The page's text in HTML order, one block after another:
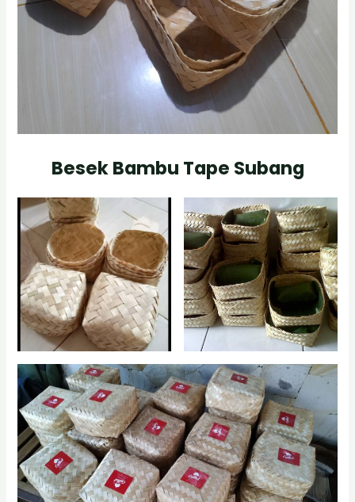
Besek Bambu Tape Subang